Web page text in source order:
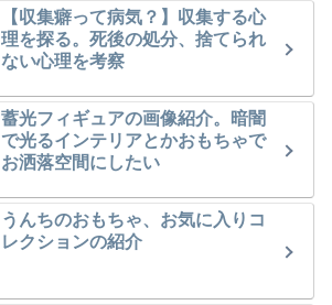
【収集癖って病気？】収集する心
理を探る。死後の処分、捨てられ
ない心理を考察
蓄光フィギュアの画像紹介。暗闇
で光るインテリアとかおもちゃで
お洒落空間にしたい
うんちのおもちゃ、お気に入りコ
レクションの紹介